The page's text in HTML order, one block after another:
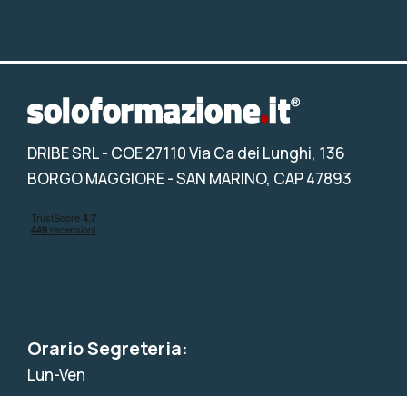
DRIBE SRL- COE 27110 Via Ca dei Lunghi, 136
BORGO MAGGIORE - SAN MARINO, CAP 47893
Orario Segreteria:
Lun-Ven